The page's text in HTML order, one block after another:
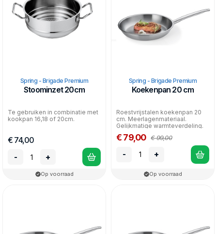
Spring - Brigade Premium
Stoominzet 20cm
Te gebruiken in combinatie met
kookpan 16,18 of 20cm.
€ 74,00
-
+
Op voorraad
Spring - Brigade Premium
Koekenpan 20 cm
Roestvrijstalen koekenpan 20
cm. Meerlagenmateriaal.
Gelijkmatige warmteverdeling.
Geschikt voor alle wa...
€ 79,00 € 99,00
- +
Op voorraad